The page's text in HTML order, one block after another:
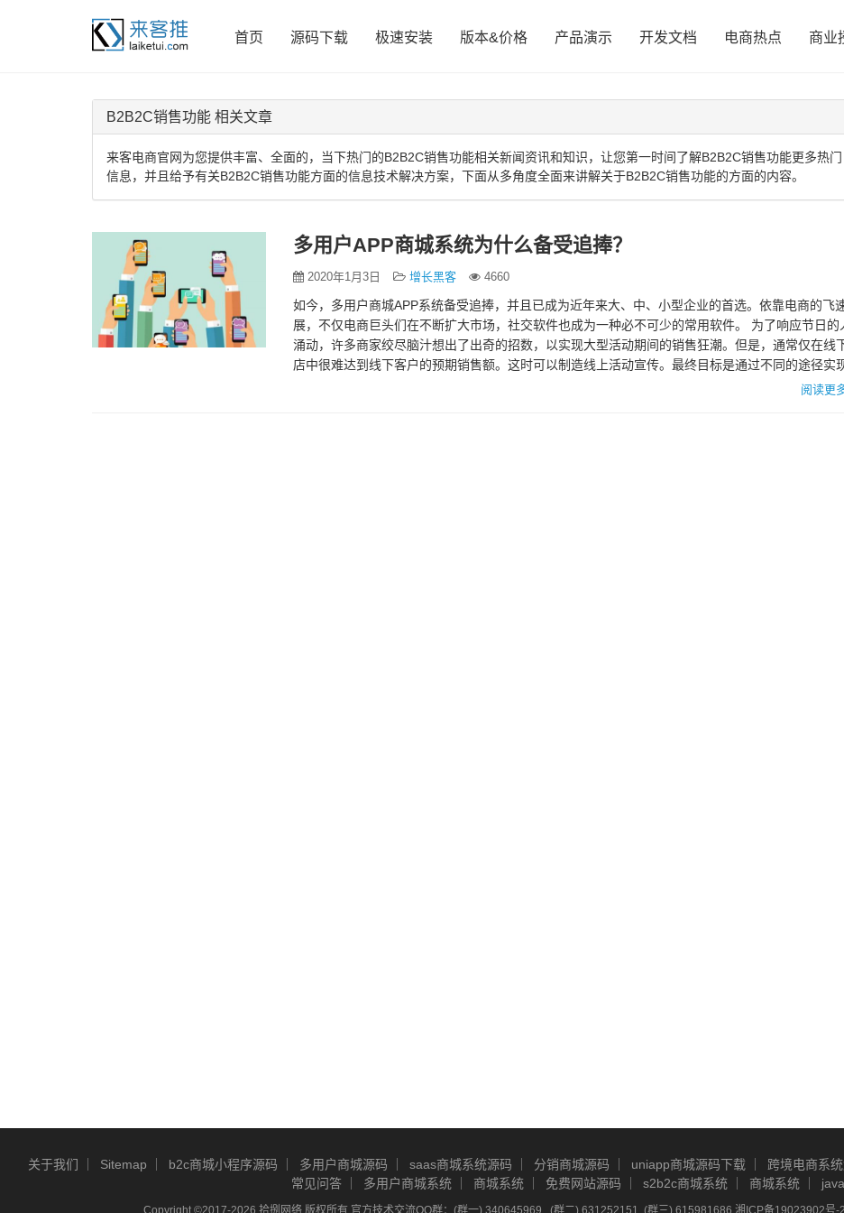
首页 源码下载 极速安装 版本&价格 产品演示 开发文档 电商热点 商业
B2B2C销售功能 相关文章
来客电商官网为您提供丰富、全面的，当下热门的B2B2C销售功能相关新闻资讯和知识，让您第一时间了解B2B2C销售功能更多热门
信息，并且给予有关B2B2C销售功能方面的信息技术解决方案，下面从多角度全面来讲解关于B2B2C销售功能的方面的内容。
多用户APP商城系统为什么备受追捧？
2020年1月3日 增长黑客 4660
如今，多用户商城APP系统备受追捧，并且已成为近年来大、中、小型企业的首选。依靠电商的飞
展，不仅电商巨头们在不断扩大市场，社交软件也成为一种必不可少的常用软件。 为了响应节日的
涌动，许多商家绞尽脑汁想出了出奇的招数，以实现大型活动期间的销售狂潮。但是，通常仅在线
店中很难达到线下客户的预期销售额。这时可以制造线上活动宣传。最终目标是通过不同的途径实现
阅读更
关于我们 Sitemap b2c商城小程序源码 多用户商城源码 saas商城系统源码 分销商城源码 uniapp商城源码下载 跨境电商系
常见问答
多用户商城系统 商城系统 免费网站源码 s2b2c商城系统 商城系统
Copyright ©2017-2026 拾捌网络 版权所有 官方技术交流QQ群：(群一) 340645969 , (群二) 631252151, (群三) 615981686 湘ICP备19023902号-2